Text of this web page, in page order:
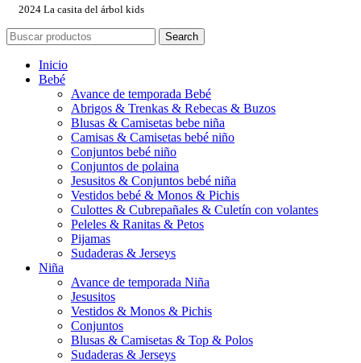
2024 La casita del árbol kids
Search
Inicio
Bebé
Avance de temporada Bebé
Abrigos & Trenkas & Rebecas & Buzos
Blusas & Camisetas bebe niña
Camisas & Camisetas bebé niño
Conjuntos bebé niño
Conjuntos de polaina
Jesusitos & Conjuntos bebé niña
Vestidos bebé & Monos & Pichis
Culottes & Cubrepañales & Culetín con volantes
Peleles & Ranitas & Petos
Pijamas
Sudaderas & Jerseys
Niña
Avance de temporada Niña
Jesusitos
Vestidos & Monos & Pichis
Conjuntos
Blusas & Camisetas & Top & Polos
Sudaderas & Jerseys